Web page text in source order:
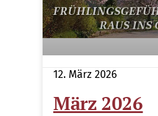
März 2026
12. März 2026